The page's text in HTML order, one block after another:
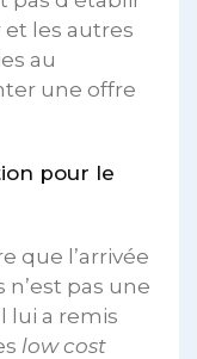
les autres
au
une offre
pour le
que l’arrivée
pas une
lui a remis
low cost